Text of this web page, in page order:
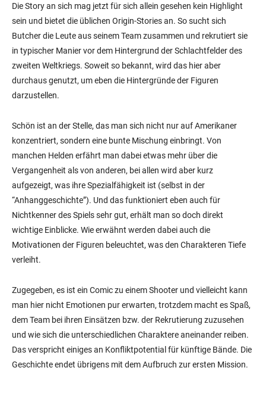
Die Story an sich mag jetzt für sich allein gesehen kein Highlight
sein und bietet die üblichen Origin-Stories an. So sucht sich
Butcher die Leute aus seinem Team zusammen und rekrutiert sie
in typischer Manier vor dem Hintergrund der Schlachtfelder des
zweiten Weltkriegs. Soweit so bekannt, wird das hier aber
durchaus genutzt, um eben die Hintergründe der Figuren
darzustellen.
Schön ist an der Stelle, das man sich nicht nur auf Amerikaner
konzentriert, sondern eine bunte Mischung einbringt. Von
manchen Helden erfährt man dabei etwas mehr über die
Vergangenheit als von anderen, bei allen wird aber kurz
aufgezeigt, was ihre Spezialfähigkeit ist (selbst in der
“Anhanggeschichte”). Und das funktioniert eben auch für
Nichtkenner des Spiels sehr gut, erhält man so doch direkt
wichtige Einblicke. Wie erwähnt werden dabei auch die
Motivationen der Figuren beleuchtet, was den Charakteren Tiefe
verleiht.
Zugegeben, es ist ein Comic zu einem Shooter und vielleicht kann
man hier nicht Emotionen pur erwarten, trotzdem macht es Spaß,
dem Team bei ihren Einsätzen bzw. der Rekrutierung zuzusehen
und wie sich die unterschiedlichen Charaktere aneinander reiben.
Das verspricht einiges an Konfliktpotential für künftige Bände. Die
Geschichte endet übrigens mit dem Aufbruch zur ersten Mission.